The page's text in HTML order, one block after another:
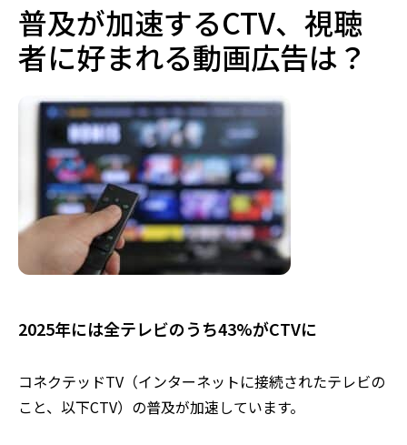
普及が加速するCTV、視聴
者に好まれる動画広告は？
2025年には全テレビのうち43%がCTVに
コネクテッドTV（インターネットに接続されたテレビの
こと、以下CTV）の普及が加速しています。